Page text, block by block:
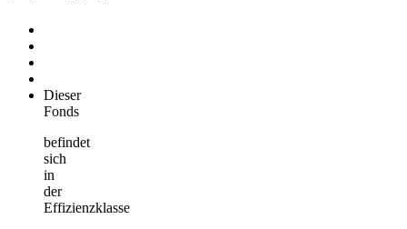
Dieser
Fonds
befindet
sich
in
der
Effizienzklasse